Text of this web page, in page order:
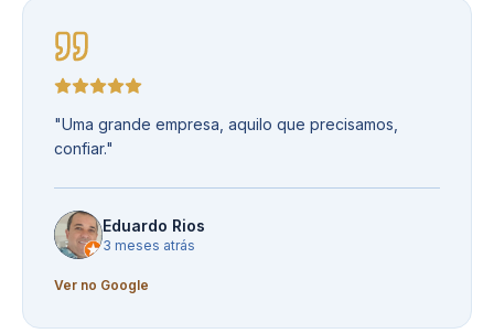
"Uma grande empresa, aquilo que precisamos,
confiar."
Eduardo Rios
3 meses atrás
Ver no Google